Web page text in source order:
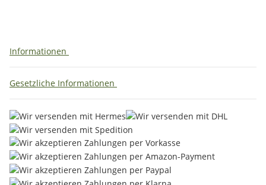
Informationen
Gesetzliche Informationen